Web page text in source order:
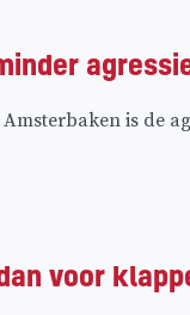
is de
voor